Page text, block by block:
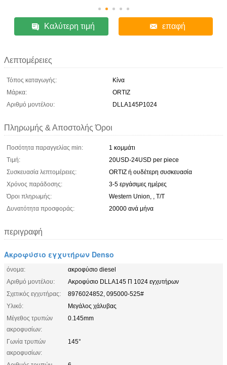
Καλύτερη τιμή επαφή
Λεπτομέρειες
Τόπος καταγωγής:
Κίνα
Μάρκα:
ORTIZ
Αριθμό μοντέλου:
DLLA145P1024
Πληρωμής & Αποστολής Όροι
Ποσότητα παραγγελίας min:
1 κομμάτι
Τιμή:
20USD-24USD per piece
Συσκευασία λεπτομέρειες:
ORTIZ ή ουδέτερη συσκευασία
Χρόνος παράδοσης:
3-5 εργάσιμες ημέρες
Όροι πληρωμής:
Western Union, , T/T
Δυνατότητα προσφοράς:
20000 ανά μήνα
περιγραφή
Ακροφύσιο εγχυτήρων Denso
όνομα:
ακροφύσιο diesel
Αριθμό μοντέλου:
Ακροφύσιο DLLA145 Π 1024 εγχυτήρων
Σχετικός εγχυτήρας:
8976024852, 095000-525#
Υλικό:
Μεγάλος χάλυβας
Μέγεθος τρυπών
ακροφυσίων:
0.145mm
Γωνία τρυπών
ακροφυσίων:
145°